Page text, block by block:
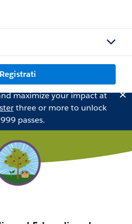
Registrati
maximize your impact at
three or more to unlock
passes.